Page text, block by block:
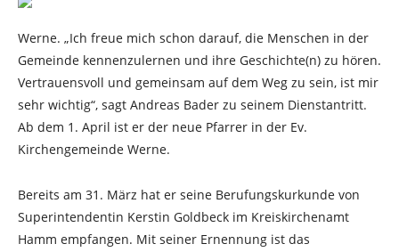
Werne. „Ich freue mich schon darauf, die Menschen in der
Gemeinde kennenzulernen und ihre Geschichte(n) zu hören.
Vertrauensvoll und gemeinsam auf dem Weg zu sein, ist mir
sehr wichtig“, sagt Andreas Bader zu seinem Dienstantritt.
Ab dem 1. April ist er der neue Pfarrer in der Ev.
Kirchengemeinde Werne.
Bereits am 31. März hat er seine Berufungskurkunde von
Superintendentin Kerstin Goldbeck im Kreiskirchenamt
Hamm empfangen. Mit seiner Ernennung ist das